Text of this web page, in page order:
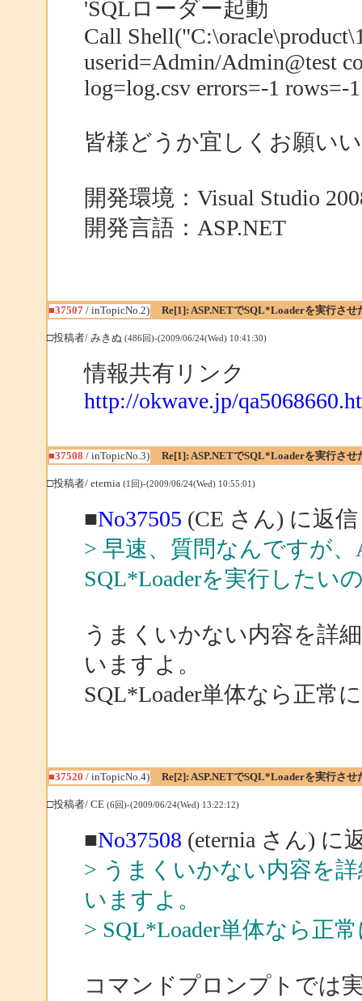
'SQLローダー起動
Call
userid=Admin/Admin@test
log=log.csv errors=-1 rows=-
皆様どうか宜しくお願い
開発環境：Visual Studio
開発言語：ASP.NET
■37507 / inTopicNo.2) Re[1]: ASP.NETでSQL*Loaderを実行させ
□投稿者/ みきぬ(486回)-(2009/06/24(Wed) 10:41:30)
情報共有リンク
http://okwave.jp/
■37508 / inTopicNo.3) Re[1]: ASP.NETでSQL*Loaderを実行させ
□投稿者/ eternia(1回)-(2009/06/24(Wed) 10:55:01)
■No37505 (CE さん) に返信
> 早速、質問なんですが、
SQL*Loaderを実行したい
うまくいかない内容を詳
いますよ。
SQL*Loader単体なら正常
■37520 / inTopicNo.4) Re[2]: ASP.NETでSQL*Loaderを実行させ
□投稿者/ CE(6回)-(2009/06/24(Wed) 13:22:12)
■No37508 (eternia さん) に
> うまくいかない内容を
いますよ。
> SQL*Loader単体なら正
コマンドプロンプトでは